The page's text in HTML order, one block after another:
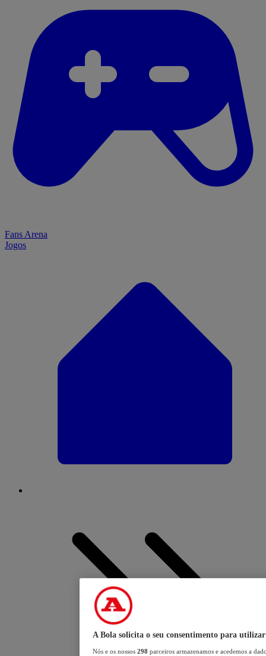
Fans Arena
Jogos
A Bola solicita o seu consentimento para utilizar
Nós e os nossos 298 parceiros armazenamos e acedemos a